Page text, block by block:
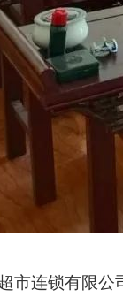
连锁有限公司